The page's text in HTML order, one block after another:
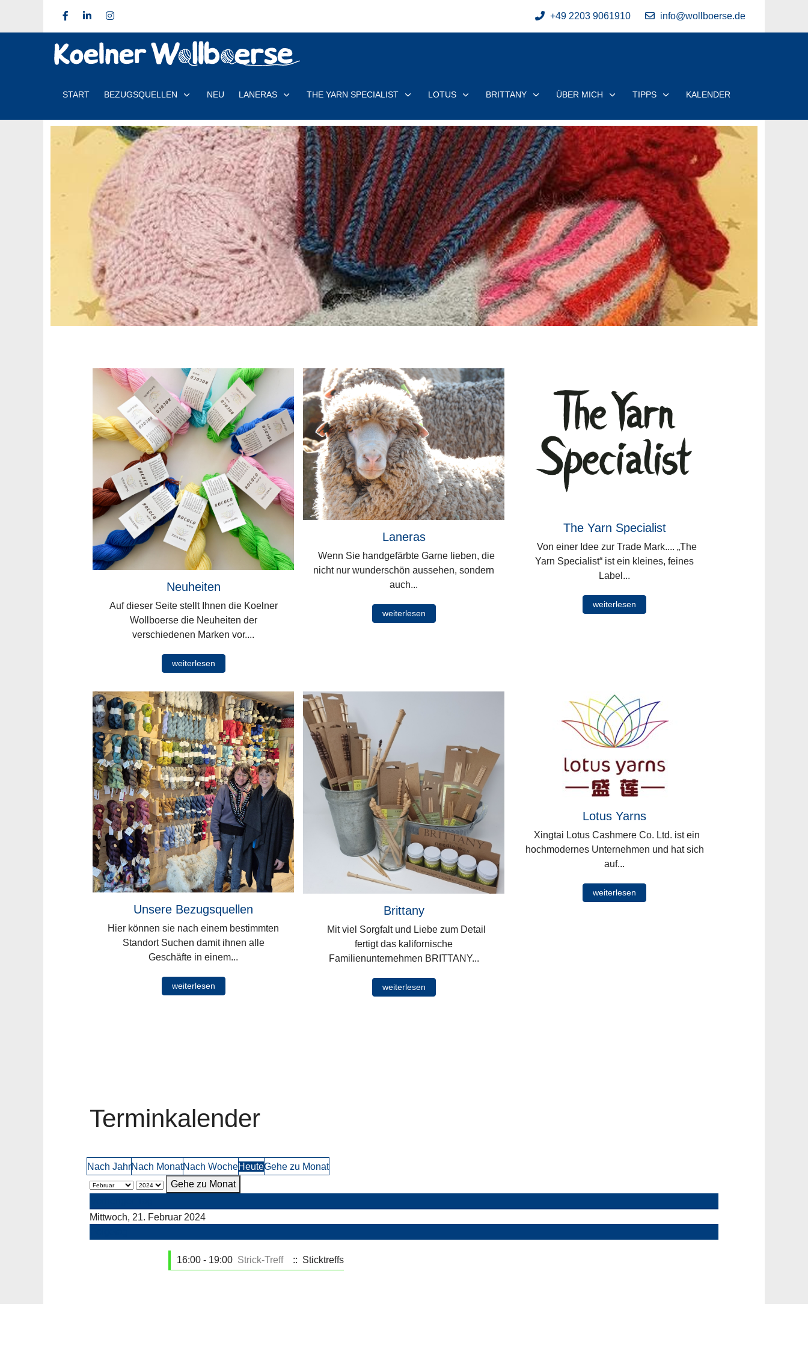
+49 2203 9061910 info@wollboerse.de
START BEZUGSQUELLEN NEU LANERAS THE YARN SPECIALIST LOTUS BRITTANY ÜBER MICH TIPPS KALENDER
Neuheiten
Auf dieser Seite stellt Ihnen die Koelner
Wollboerse die Neuheiten der
verschiedenen Marken vor....
weiterlesen
Laneras
Wenn Sie handgefärbte Garne lieben, die
nicht nur wunderschön aussehen, sondern
auch...
weiterlesen
The Yarn Specialist
Von einer Idee zur Trade Mark.... „The
Yarn Specialist“ ist ein kleines, feines
Label...
weiterlesen
Unsere Bezugsquellen
Hier können sie nach einem bestimmten
Standort Suchen damit ihnen alle
Geschäfte in einem...
weiterlesen
Brittany
Mit viel Sorgfalt und Liebe zum Detail
fertigt das kalifornische
Familienunternehmen BRITTANY...
weiterlesen
Lotus Yarns
Xingtai Lotus Cashmere Co. Ltd. ist ein
hochmodernes Unternehmen und hat sich
auf...
weiterlesen
Terminkalender
Nach JahrNach MonatNach WocheHeuteGehe zu Monat
Gehe zu Monat
Mittwoch, 21. Februar 2024
16:00 - 19:00 Strick-Treff :: Sticktreffs